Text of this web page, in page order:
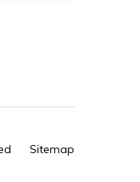
Sitemap